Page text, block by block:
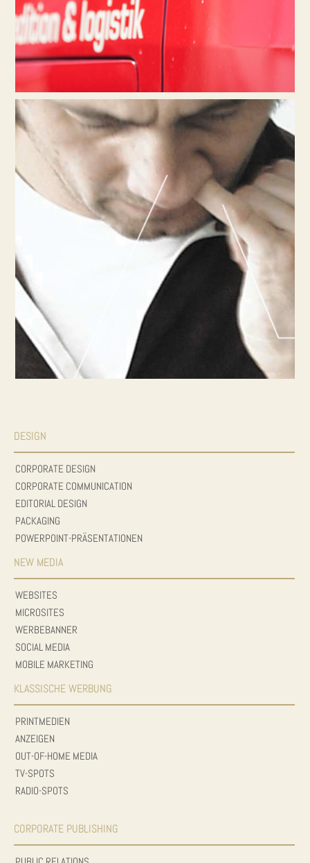
DESIGN
CORPORATE DESIGN
CORPORATE COMMUNICATION
EDITORIAL DESIGN
PACKAGING
POWERPOINT-PRÄSENTATIONEN
NEW MEDIA
WEBSITES
MICROSITES
WERBEBANNER
SOCIAL MEDIA
MOBILE MARKETING
KLASSISCHE WERBUNG
PRINTMEDIEN
ANZEIGEN
OUT-OF-HOME MEDIA
TV-SPOTS
RADIO-SPOTS
CORPORATE PUBLISHING